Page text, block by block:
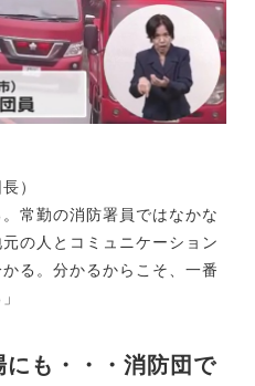
）
常勤の消防署員ではなかな
の人とコミュニケーション
る。分かるからこそ、一番
も・・・消防団で